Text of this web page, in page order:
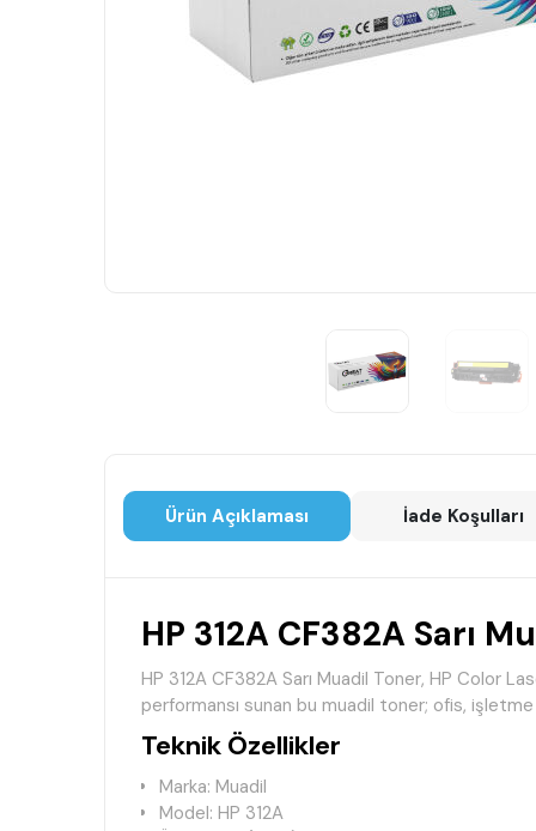
Ürün Açıklaması İade Koşulları
HP 312A CF382A Sarı
HP 312A CF382A Sarı Muadil Toner, HP Color
performansı sunan bu muadil toner; ofis,
Teknik Özellikler
Marka: Muadil
Model: HP 312A